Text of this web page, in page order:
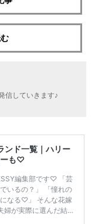
信していきます♪
ンド一覧｜ハリー
ーも♡
編集部です♡ 「芸
いるの？」 「憧れの
なる♡」 そんな花嫁
婦が実際に選んだ結婚